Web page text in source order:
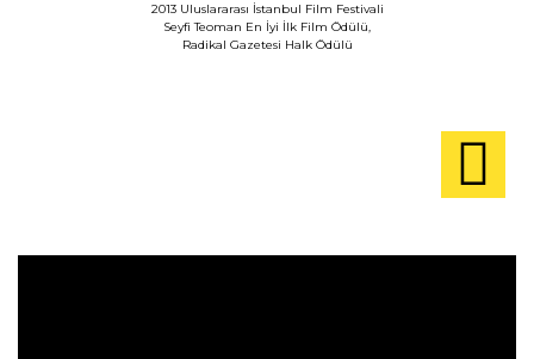
2013 Uluslararası İstanbul Film Festivali
Seyfi Teoman En İyi İlk Film Ödülü,
Radikal Gazetesi Halk Ödülü